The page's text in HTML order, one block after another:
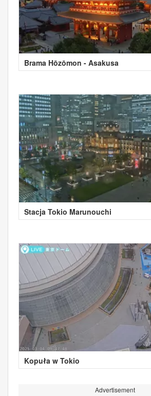
Brama Hōzōmon - Asakusa
Stacja Tokio Marunouchi
Kopuła w Tokio
Advertisement